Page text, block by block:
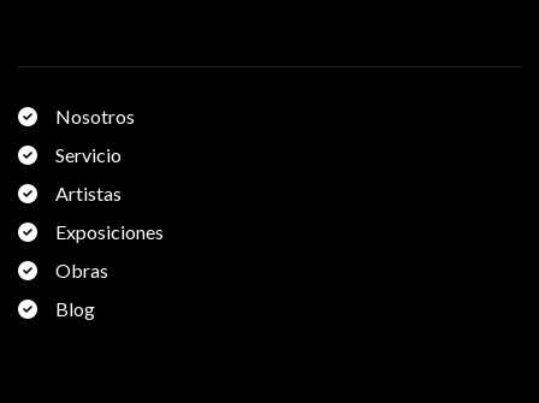
Nosotros
Servicio
Artistas
Exposiciones
Obras
Blog